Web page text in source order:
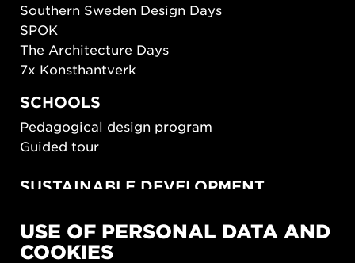
Southern Sweden Design Days
SPOK
The Architecture Days
7x Konsthantverk
SCHOOLS
Pedagogical design program
Guided tour
SUSTAINABLE DEVELOPMENT
SUSTAINORDIC
Share Future Living
USE OF PERSONAL DATA AND
COOKIES